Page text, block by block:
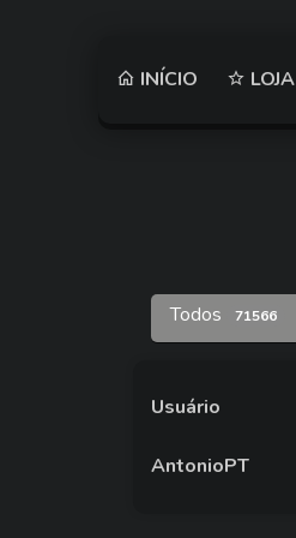
INÍCIO LOJA
Todos 71566
Usuário
AntonioPT